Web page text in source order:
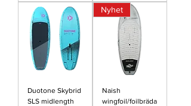
Duotone Skybrid
SLS midlength
Nyhet
Naish
wingfoil/foilbräda